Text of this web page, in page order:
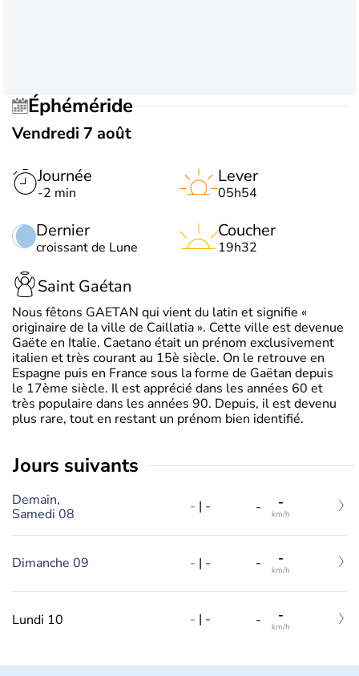
Éphéméride
Vendredi 7 août
Journée
-2 min
Dernier
croissant de Lune
Lever
05h54
Coucher
19h32
Saint Gaétan
Nous fêtons GAETAN qui vient du latin et signifie «
originaire de la ville de Caillatia ». Cette ville est devenue
Gaëte en Italie. Caetano était un prénom exclusivement
italien et très courant au 15è siècle. On le retrouve en
Espagne puis en France sous la forme de Gaëtan depuis
le 17ème siècle. Il est apprécié dans les années 60 et
très populaire dans les années 90. Depuis, il est devenu
plus rare, tout en restant un prénom bien identifié.
jours suivants
Demain,
Samedi 08
- | - - -
km/h
Dimanche 09 - | - - -
km/h
Lundi 10 - | - - -
km/h